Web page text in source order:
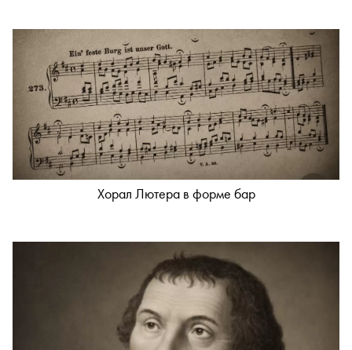
Хорал Лютера в форме бар